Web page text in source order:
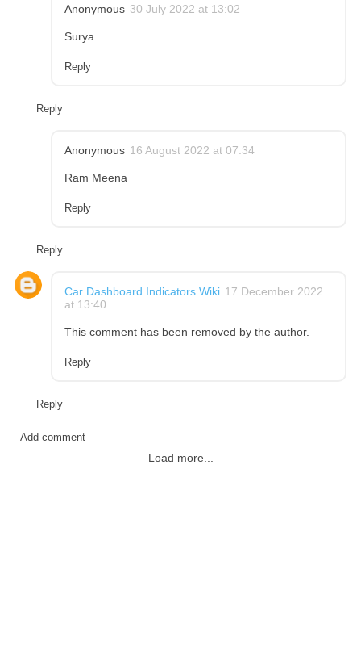
Anonymous 30 July 2022 at 13:02
Surya
Reply
Reply
Anonymous 16 August 2022 at 07:34
Ram Meena
Reply
Reply
Car Dashboard Indicators Wiki 17 December 2022
at 13:40
This comment has been removed by the author.
Reply
Reply
Add comment
Load more...